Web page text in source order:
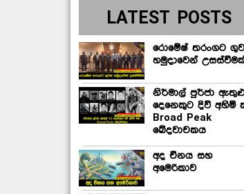
LATEST POSTS
රොමේෂ් තරංගට
හමුදාවෙන්
නිර්මාල් පුර්ජා ඇතුළු
දෙනෙකුට දිවි අහිමි
Broad Peak
ඛේදවාචකය
අද චීනය සහ
අමෙරිකාව